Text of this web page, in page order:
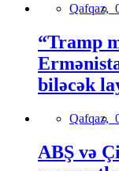
Qafqaz,
“Tramp
biləcək
Qafqaz,
ABŞ və